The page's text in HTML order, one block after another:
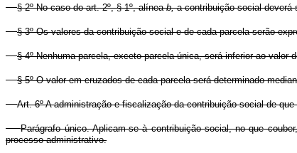
§ 2º No caso do art. 2º, § 1º, alíneab,a contribuição social deverá
§ 3º Os valores da contribuição social e de cada parcela serão
§ 4º Nenhuma parcela, exceto parcela única, será inferior ao valor
§ 5º O valor em cruzados de cada parcela será determinado
Art. 6º A administração e fiscalização da contribuição social de
Parágrafo único. Aplicam-se à contribuição social, no que
processo administrativo.